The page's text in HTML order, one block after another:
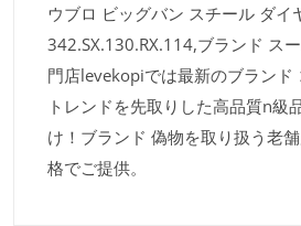
ウブロ ビッグバン スチール ダイ
342.SX.130.RX.114,ブランド ス
門店levekopiでは最新のブランド
トレンドを先取りした高品質n級
け！ブランド 偽物を取り扱う老
格でご提供。